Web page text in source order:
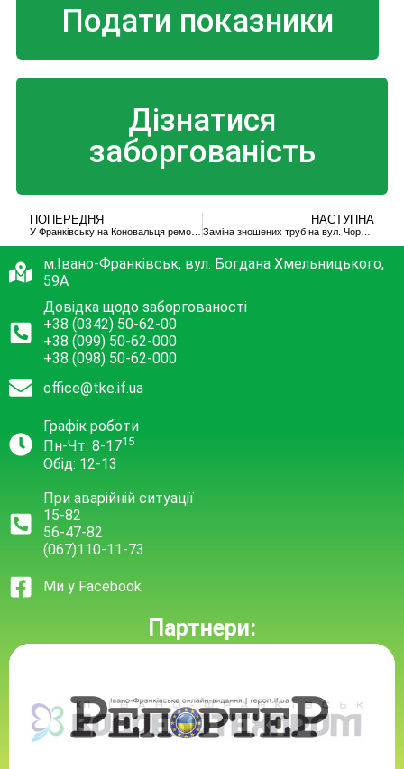
Подати показники
Дізнатися
заборгованість
ПОПЕРЕДНЯ НАСТУПНА
Заміна зношених труб на вул. Чорновола
м.Івано-Франківськ, вул. Богдана Хмельницького,
59А
Довідка щодо заборгованості
+38 (0342) 50-62-00
+38 (099) 50-62-000
+38 (098) 50-62-000
office@tke.if.ua
Графік роботи
Пн-Чт: 8-1715
Обід: 12-13
При аварійній ситуації
15-82
56-47-82
(067)110-11-73
Ми у Facebook
Партнери: